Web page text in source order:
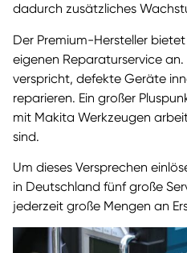
dadurch zusätzliches
Der Premium-Hersteller
eigenen Reparaturservice
verspricht, defekte Geräte
reparieren. Ein großer
mit Makita Werkzeugen
sind.
Um dieses Versprechen
in Deutschland fünf große
jederzeit große Mengen an